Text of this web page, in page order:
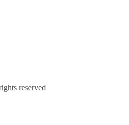
reserved